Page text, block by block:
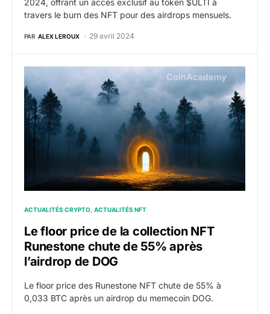
2024, offrant un accès exclusif au token $ULTI à
travers le burn des NFT pour des airdrops mensuels.
PAR ALEX LEROUX 29 avril 2024
Le floor price de la collection NFT Runestone chute
ACTUALITÉS CRYPTO ACTUALITÉS NFT
Le floor price de la collection NFT
Runestone chute de 55% après
l’airdrop de DOG
Le floor price des Runestone NFT chute de 55% à
0,033 BTC après un airdrop du memecoin DOG.